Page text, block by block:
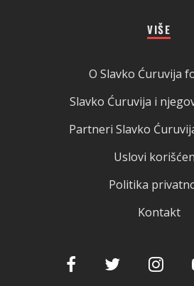
VIŠE
O Slavko Ćuruvija
Slavko Ćuruvija i
Partneri Slavko
Uslovi
Politika
Kontakt